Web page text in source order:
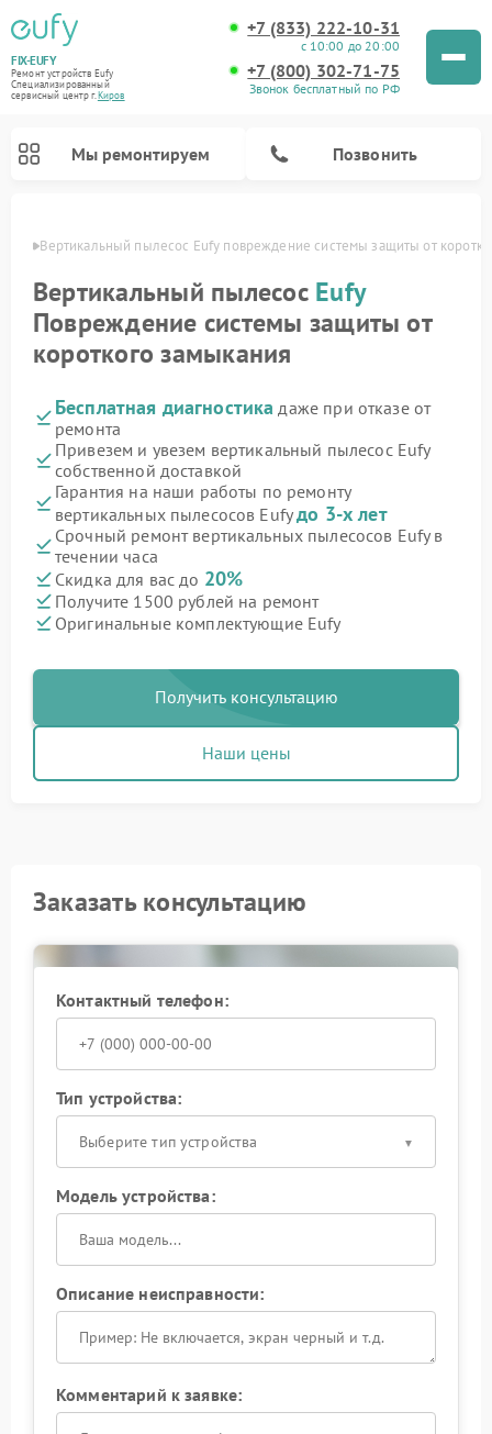
FIX-EUFY
Ремонт устройств Eufy
Специализированный
cервисный центр г.Киров
+7 (833) 222-10-31
с 10:00 до 20:00
+7 (800) 302-71-75
Звонок бесплатный по РФ
Мы ремонтируем Позвонить
Вертикальный пылесос Eufy повреждение системы защиты от
Вертикальный пылесос Eufy
Повреждение системы защиты от
короткого замыкания
Бесплатная диагностика даже при отказе от
ремонта
Привезем и увезем вертикальный пылесос Eufy
собственной доставкой
Гарантия на наши работы по ремонту
вертикальных пылесосов Eufyдо 3-х лет
Срочный ремонт вертикальных пылесосов Eufy в
течении часа
Скидка для вас до 20%
Получите 1500 рублей на ремонт
Оригинальные комплектующие Eufy
Получить консультацию
Наши цены
Заказать консультацию
Контактный телефон:
Тип устройства:
Выберите тип устройства
Модель устройства:
Описание неисправности:
Комментарий к заявке: